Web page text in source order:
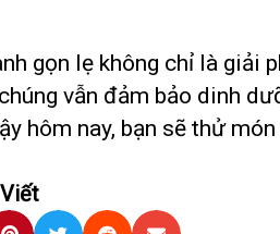
gọn lẹ không chỉ là giải
vẫn đảm bảo dinh
hôm nay, bạn sẽ thử món